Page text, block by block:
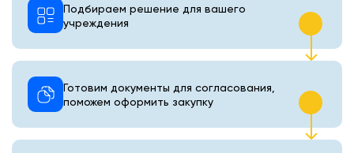
Подбираем решение для вашего
учреждения
Готовим документы для согласования,
поможем оформить закупку